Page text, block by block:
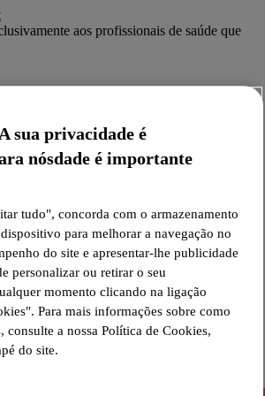
aos profissionais de saúde que
sua privacidade é
nósdade é importante
tudo", concorda com o armazenamento
para melhorar a navegação no
do site e apresentar-lhe publicidade
personalizar ou retirar o seu
momento clicando na ligação
Para mais informações sobre como
consulte a nossa Política de Cookies,
do site.